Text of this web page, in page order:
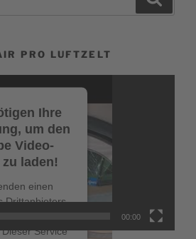
PRO LUFTZELT
Ihre
um den
Video-
laden!
einen
Drittanbieters,
Service
00:00